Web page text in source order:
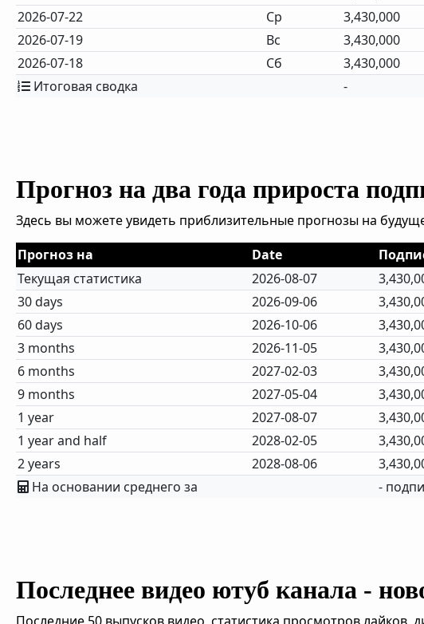
2026-07-22
Ср 3,430,000
2026-07-19
Вс 3,430,000
2026-07-18
Сб 3,430,000
Итоговая сводка
-
Прогноз на два года прироста
Здесь вы можете увидеть приблизительные прогнозы на
Прогноз на
Date
Текущая статистика
2026-08-07
30 days
2026-09-06
60 days
2026-10-06
3 months
2026-11-05
6 months
2027-02-03
9 months
2027-05-04
1 year
2027-08-07
1 year and half
2028-02-05
2 years
2028-08-06
На основании среднего за
-
Последнее видео ютуб канала -